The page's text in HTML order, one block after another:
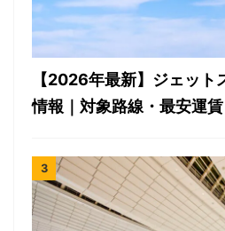
【2026年最新】ジェット
情報｜対象路線・最安運